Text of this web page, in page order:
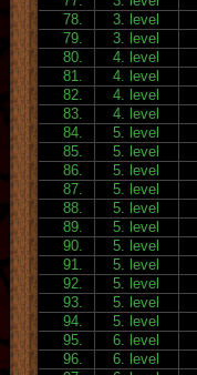
78.
3. level
79.
3. level
80.
4. level
81.
4. level
82.
4. level
83.
4. level
84.
5. level
85.
5. level
86.
5. level
87.
5. level
88.
5. level
89.
5. level
90.
5. level
91.
5. level
92.
5. level
93.
5. level
94.
5. level
95.
6. level
96.
6. level